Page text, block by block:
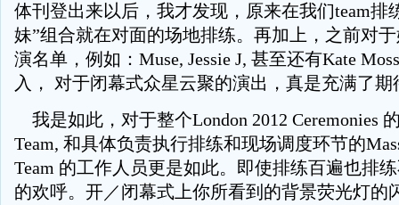
体刊登出来以后，我才发现，原来在我们team排
妹”组合就在对面的场地排练。再加上，之前对
演名单，例如：Muse, Jessie J, 甚至还有Kate
入， 对于闭幕式众星云聚的演出，真是充满了期
我是如此，对于整个London 2012 Ceremonies
Team, 和具体负责执行排练和现场调度环节的
Team 的工作人员更是如此。即使排练百遍也排
的欢呼。开／闭幕式上你所看到的背景荧光灯的